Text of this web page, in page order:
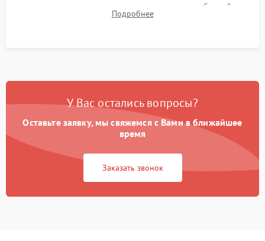
корректности слива, отсутствия излишних вибраций,
посторонних стуков и протечек под корпусом.
Подробнее
У Вас остались вопросы?
Оставьте заявку, мы свяжемся с Вами в ближайшее
время
Заказать звонок